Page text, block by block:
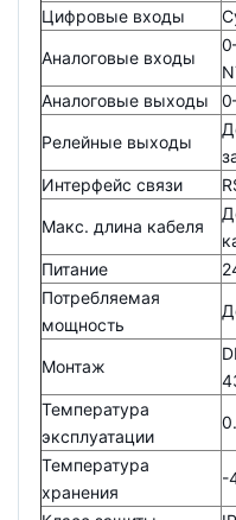
Цифровые входы
Аналоговые входы
Аналоговые выходы
Релейные выходы
Интерфейс связи
Макс. длина кабеля
Питание
Потребляемая
мощность
Монтаж
Температура
эксплуатации
Температура
хранения
-